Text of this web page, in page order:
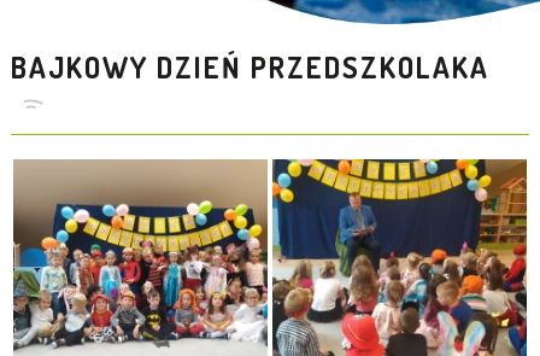
BAJKOWY DZIEŃ PRZEDSZKOLAKA